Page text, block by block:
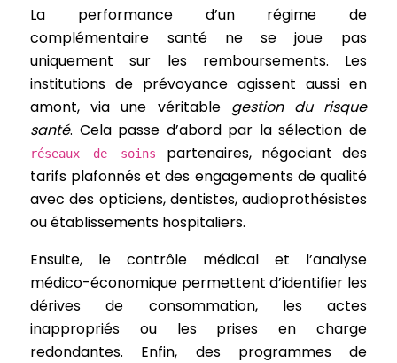
La performance d’un régime de
complémentaire santé ne se joue pas
uniquement sur les remboursements. Les
institutions de prévoyance agissent aussi en
amont, via une véritable gestion du risque
santé. Cela passe d’abord par la sélection de
réseaux de soins
partenaires, négociant des
tarifs plafonnés et des engagements de qualité
avec des opticiens, dentistes, audioprothésistes
ou établissements hospitaliers.
Ensuite, le contrôle médical et l’analyse
médico-économique permettent d’identifier les
dérives de consommation, les actes
inappropriés ou les prises en charge
redondantes. Enfin, des programmes de